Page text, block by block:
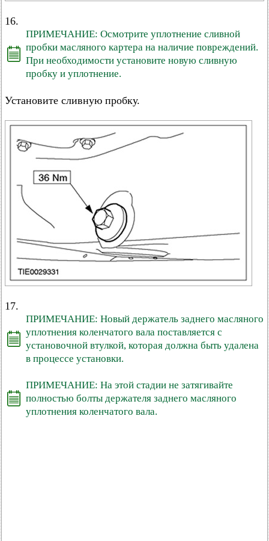
16.
ПРИМЕЧАНИЕ: Осмотрите уплотнение сливной
пробки масляного картера на наличие повреждений.
При необходимости установите новую сливную
пробку и уплотнение.
Установите сливную пробку.
17.
ПРИМЕЧАНИЕ: Новый держатель заднего масляного
уплотнения коленчатого вала поставляется с
установочной втулкой, которая должна быть удалена
в процессе установки.
ПРИМЕЧАНИЕ: На этой стадии не затягивайте
полностью болты держателя заднего масляного
уплотнения коленчатого вала.